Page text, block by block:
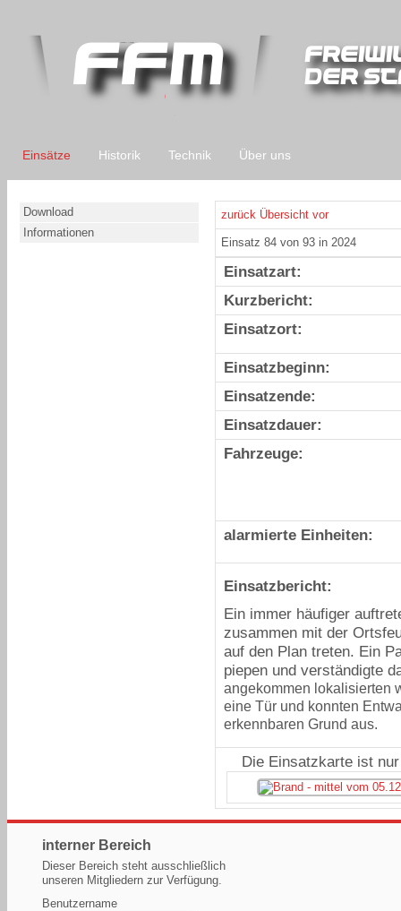
Einsätze Historik Technik Über uns
Download
Informationen
zurück Übersicht vor
Einsatz 84 von 93 in 2024
Einsatzart:
Kurzbericht:
Einsatzort:
Einsatzbeginn:
Einsatzende:
Einsatzdauer:
Fahrzeuge:
alarmierte Einheiten:
Einsatzbericht:
Ein immer häufiger
zusammen mit der
auf den Plan treten. Ein
piepen und verständigte
angekommen lokalisierten
eine Tür und konnten
erkennbaren Grund aus.
Die Einsatzkarte ist
interner Bereich
Dieser Bereich steht ausschließlich
unseren Mitgliedern zur Verfügung.
Benutzername